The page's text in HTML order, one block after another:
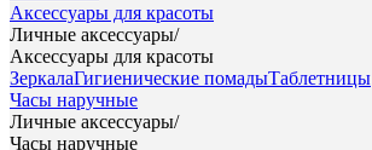
Аксессуары для красоты
Личные аксессуары/
Аксессуары для красоты
ЗеркалаГигиенические помадыТаблетницы
Часы наручные
Личные аксессуары/
Часы наручные